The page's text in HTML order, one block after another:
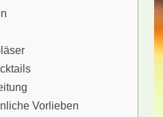
Vorlieben